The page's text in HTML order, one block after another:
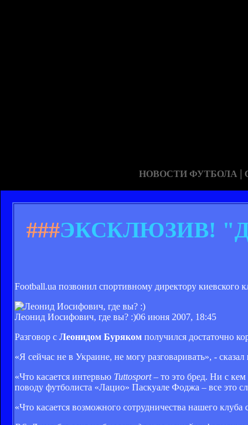
НОВОСТИ ФУТБОЛА |
###ЭКСКЛЮЗИВ!
Football.ua позвонил спортивному директору киевского
Леонид Иосифович, где вы? :)06 июня 2007, 18:45
Разговор с Леонидом Буряком получился достаточно
«Я сейчас не в Украине, не могу разговаривать», -
«Что касается интервью Tuttosport– то это бред. Ни с
поводу футболиста «Лацио» Паскуале Фоджа – все это
«Что касается возможного сотрудничества нашего